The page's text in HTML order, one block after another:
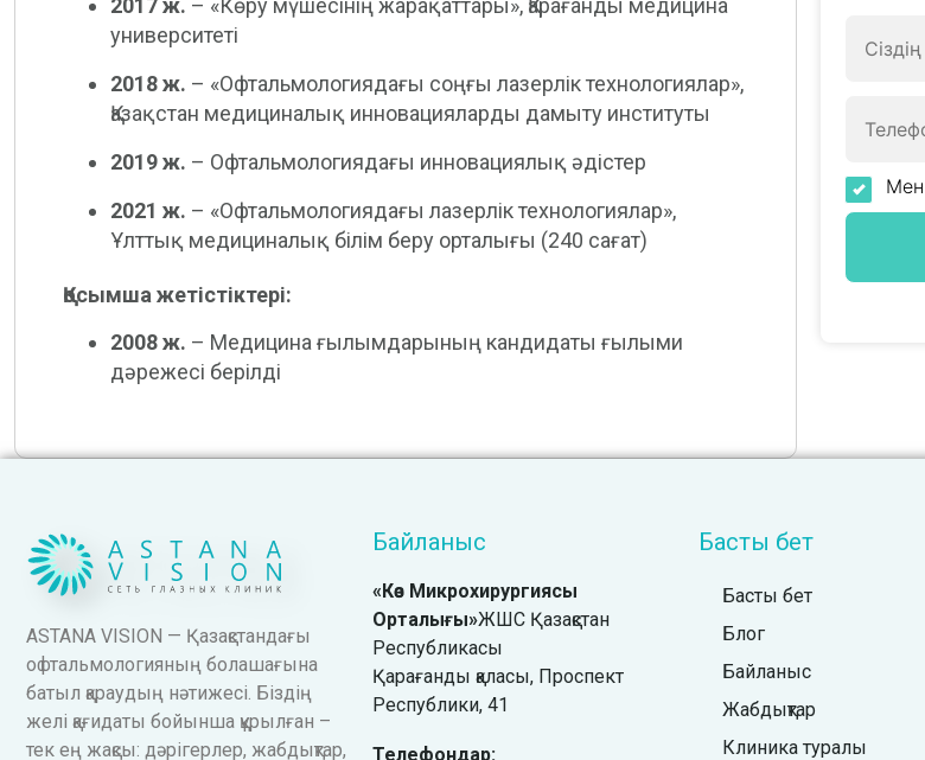
2017 ж. – «Көру мүшесінің жарақаттары», Қарағанды медицина
университеті
2018 ж. – «Офтальмологиядағы соңғы лазерлік технологиялар»,
Қазақстан медициналық инновацияларды дамыту институты
2019 ж. – Офтальмологиядағы инновациялық әдістер
2021 ж. – «Офтальмологиядағы лазерлік технологиялар»,
Ұлттық медициналық білім беру орталығы (240 сағат)
Қосымша жетістіктері:
2008 ж. – Медицина ғылымдарының кандидаты ғылыми
дәрежесі берілді
Мен
ASTANA VISION — Қазақстандағы
офтальмологияның болашағына
батыл қараудың нәтижесі. Біздің
желі қағидаты бойынша құрылған –
тек ең жақсы: дәрігерлер, жабдықтар,
Байланыс
«Көз Микрохирургиясы
Орталығы»ЖШС Қазақстан
Республикасы
Қарағанды қаласы, ​Проспект
Республики, 41
Телефондар:
Басты бет
Басты бет
Блог
Байланыс
Жабдықтар
Клиника туралы